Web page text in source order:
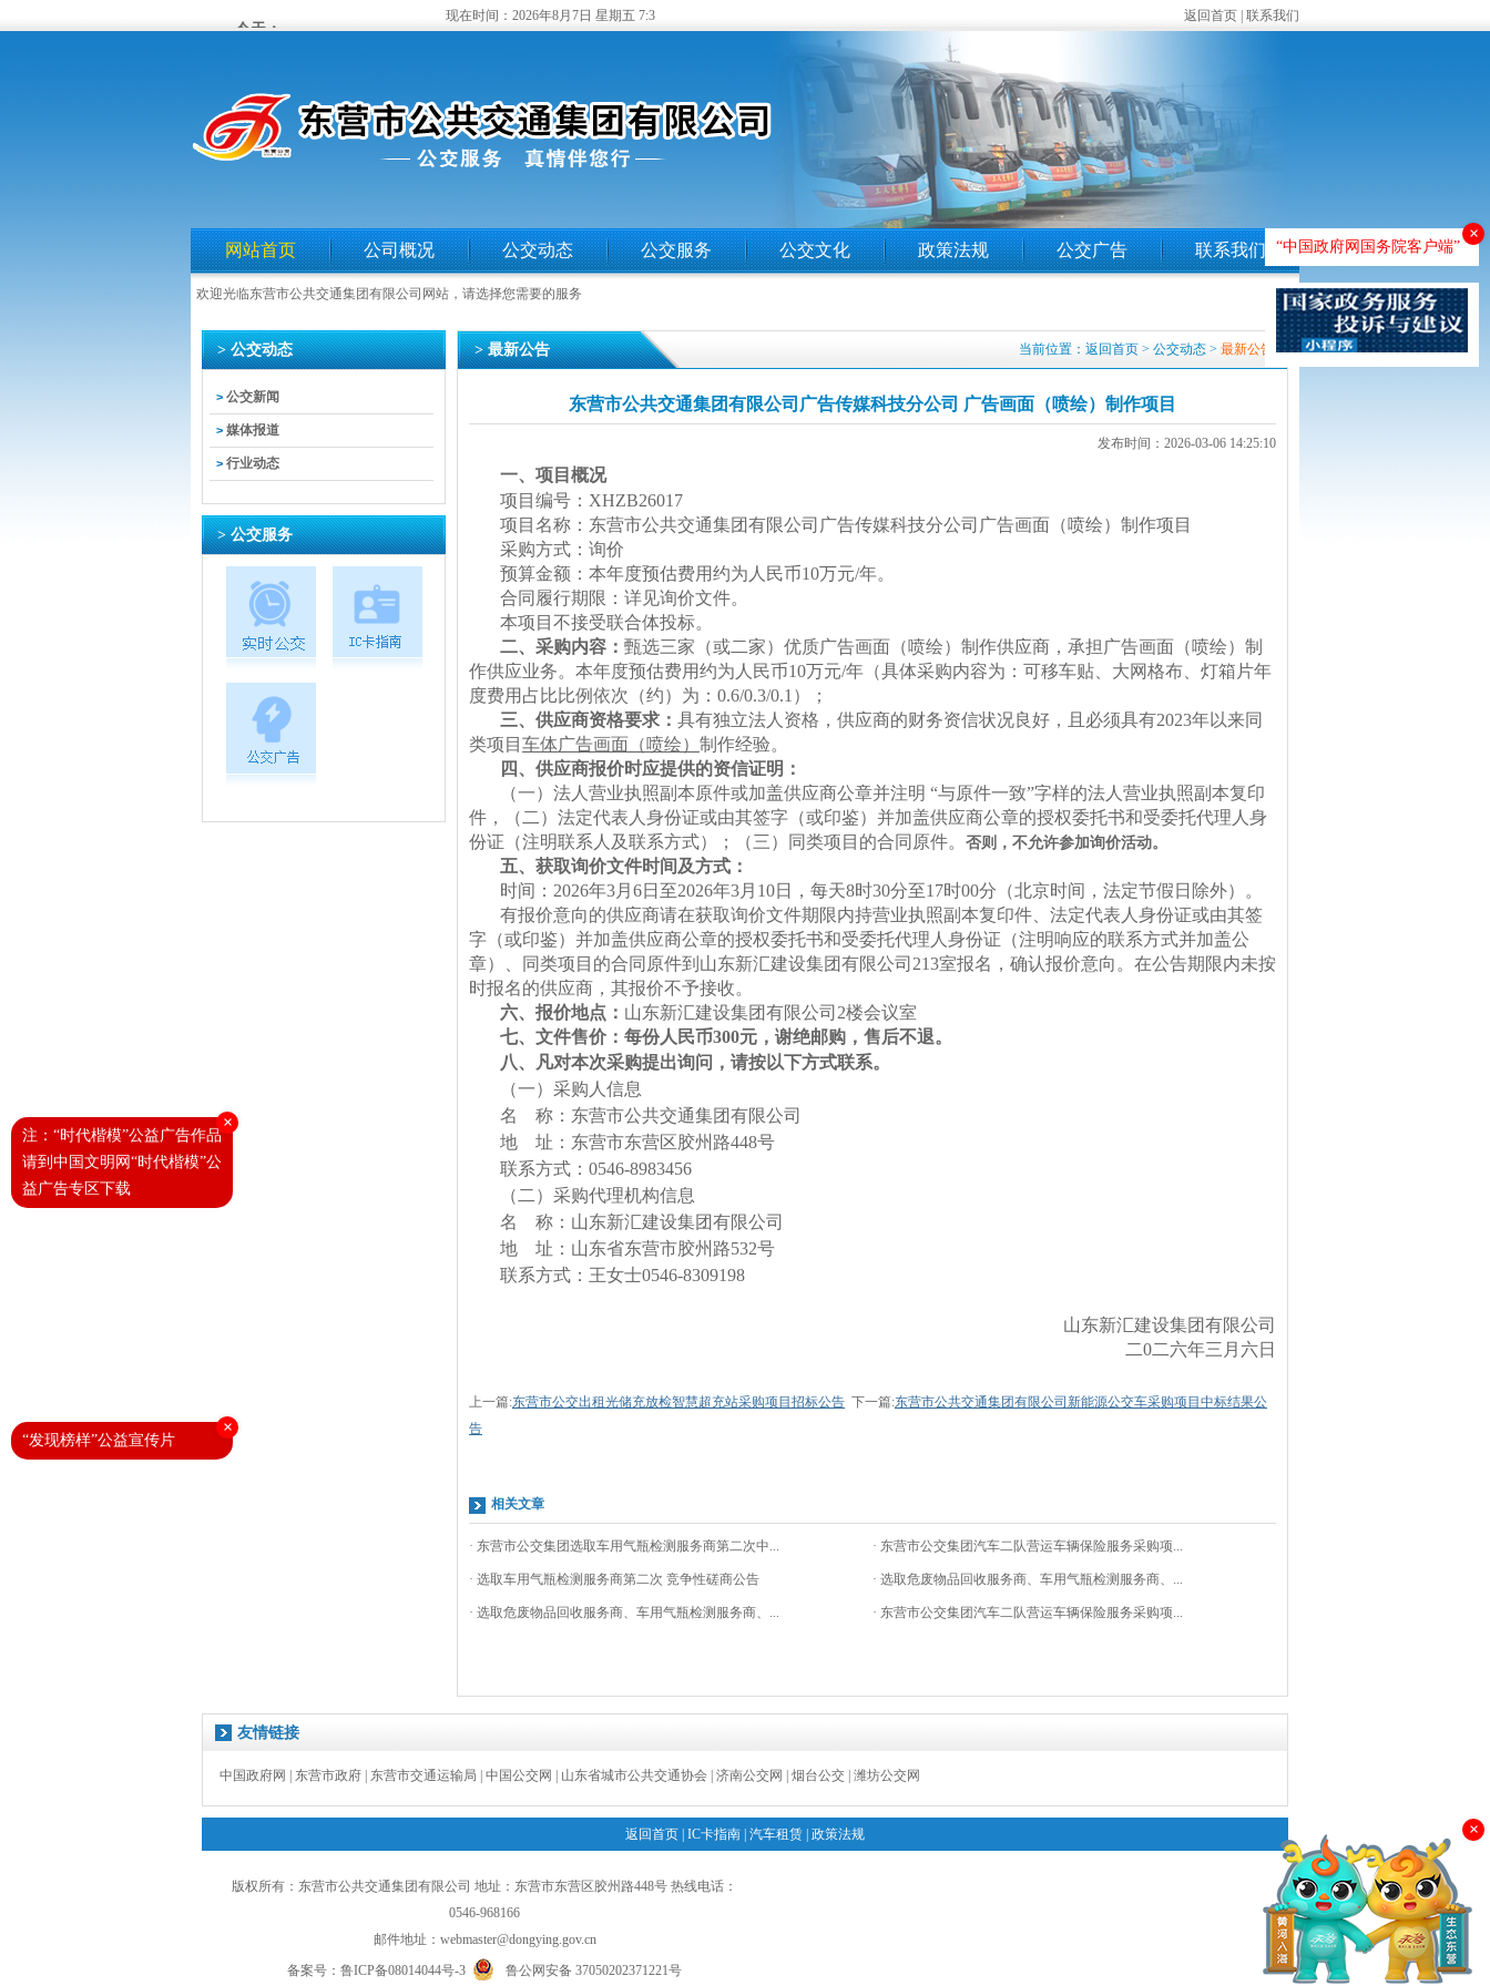
现在时间： 2026年8月7日 星期五 7:3 返回首页 联系我们
网站首页 公司概况 公交动态 公交服务 公交文化 政策法规 公交广告 联系我们
欢迎光临东营市公共交通集团有限公司网站，请选择您需要的服务
> 公交动态
> 公交新闻
> 媒体报道
> 行业动态
> 公交服务
当前位置： 返回首页 > 公交动态 > 最新公告
> 最新公告
东营市公共交通集团有限公司广告传媒科技分公司 广告画面（喷绘）制作项目
发布时间：2026-03-06 14:25:10
一、项目概况
项目编号： XHZB26017
项目名称： 东营市公共交通集团有限公司广告传媒科技分公司广告画面（喷绘）制作项目
采购方式：询价
预算金额： 本年度预估费用约为人民币10万元/年。
合同履行期限：详见询价文件。
本项目不接受联合体投标。
二、采购内容： 甄选三家（或二家）优质广告画面（喷绘）制作供应商，承担广告画面（喷绘）制
作供应业务。 本年度预估费用约为人民币10万元/年（具体采购内容为：可移车贴、大网格布、灯箱片年
度费用占比比例依次（约）为：0.6/0.3/0.1）；
三、供应商资格要求： 具有独立法人资格，供应商的财务资信状况良好，且必须具有2023年以来同
类项目 车体广告画面（喷绘） 制作经验。
四、供应商报价时应提供的资信证明：
（一）法人营业执照副本原件或加盖供应商公章并注明 “与原件一致”字样的法人营业执照副本复印
件 ， （ 二 ） 法定代表人身份证或由其签字 （或印鉴） 并加盖供应商公章的授权委托书和受委托代理人身
份证 （注明联系人及联系方式）；（三） 同类项目的合同原件。 否则，不允许参加询价活动。
五、 获取询价文件时间及方式：
时间： 2026年3月 6日至2026年3月 10日，每天8时30分至17时00分（北京时间，法定节假日除外）。
有报价意向的供应商请在获取询价文件期限内持营业执照副本复印件 、法定代表人身份证或由其签
字 （或印鉴） 并加盖供应商公章的授权委托书和受委托代理人身份证 （注明响应的联系方式并加盖公
章）
同类项目的合同原件到山东新汇建设集团有限公司 213室报名，确认报价意向。在公告期限内未按
时报名的供应商，其报价不予接收。
六、报价地点： 山东新汇建设集团有限公司 2楼会议室
七、文件售价：每份人民币300元，谢绝邮购，售后不退。
八、凡对本次采购提出询问，请按以下方式联系。
（一）采购人信息
名
称：东营市公共交通集团有限公司
地
址：东营市东营区胶州路448号
联系方式： 0546-8983456
（二）采购代理机构信息
名
称：山东新汇建设集团有限公司
地
址：山东省东营市胶州路532号
联系方式： 王女士0546-8309198
山东新汇建设集团有限公司
二0二六年三 月 六日
上一篇:东营市公交出租光储充放检智慧超充站采购项目招标公告 下一篇:东营市公共交通集团有限公司新能源公交车采购项目中标结果公
告
相关文章
· 东营市公交集团选取车用气瓶检测服务商第二次中... · 东营市公交集团汽车二队营运车辆保险服务采购项...
· 选取车用气瓶检测服务商第二次 竞争性磋商公告 · 选取危废物品回收服务商、车用气瓶检测服务商、...
· 选取危废物品回收服务商、车用气瓶检测服务商、... · 东营市公交集团汽车二队营运车辆保险服务采购项...
友情链接
中国政府网 东营市政府 东营市交通运输局 中国公交网 山东省城市公共交通协会 济南公交网 烟台公交 潍坊公交网
返回首页 IC卡指南 汽车租赁 政策法规
版权所有：东营市公共交通集团有限公司 地址：东营市东营区胶州路448号 热线电话：
0546-968166
邮件地址： webmaster@dongying.gov.cn
备案号： 鲁ICP备08014044号-3 鲁公网安备 37050202371221号
×
“中国政府网国务院客户端”
×
×
注：“时代楷模”公益广告作品
请到中国文明网“时代楷模”公
益广告专区下载
×
“发现榜样”公益宣传片